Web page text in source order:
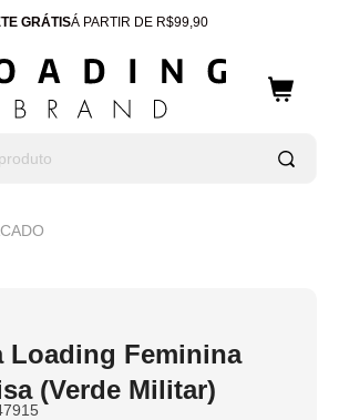
GRÁTISÁ PARTIR DE R$99,90
PARA TODO BRASIL
10% OFFCUPOM: WELCOME
Loading Feminina
(Verde Militar)